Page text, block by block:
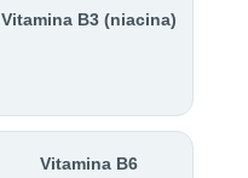
Vitamina B3 (niacina)
Vitamina B6